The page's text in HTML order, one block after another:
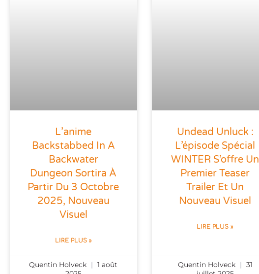
L’anime
Backstabbed In A
Backwater
Dungeon Sortira À
Partir Du 3 Octobre
2025, Nouveau
Visuel
LIRE PLUS »
Quentin Holveck
1 août
Undead Unluck :
L’épisode Spécial
WINTER S’offre Un
Premier Teaser
Trailer Et Un
Nouveau Visuel
LIRE PLUS »
Quentin Holveck
31